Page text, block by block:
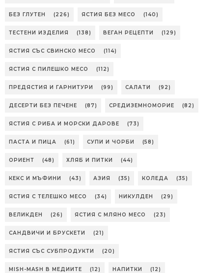
БЕЗ ГЛУТЕН (226) ЯСТИЯ БЕЗ МЕСО (140)
ТЕСТЕНИ ИЗДЕЛИЯ (138) ВЕГАН РЕЦЕПТИ (129)
ЯСТИЯ СЪС СВИНСКО МЕСО (114)
ЯСТИЯ С ПИЛЕШКО МЕСО (112)
ПРЕДЯСТИЯ И ГАРНИТУРИ (99) САЛАТИ (92)
ДЕСЕРТИ БЕЗ ПЕЧЕНЕ (87) СРЕДИЗЕМНОМОРИЕ (82)
ЯСТИЯ С РИБА И МОРСКИ ДАРОВЕ (73)
ПАСТА И ПИЦА (61) СУПИ И ЧОРБИ (58)
ОРИЕНТ (48) ХЛЯБ И ПИТКИ (44)
КЕКС И МЪФИНИ (43) АЗИЯ (35) КОЛЕДА (35)
ЯСТИЯ С ТЕЛЕШКО МЕСО (34) НИКУЛДЕН (29)
ВЕЛИКДЕН (26) ЯСТИЯ С МЛЯНО МЕСО (23)
САНДВИЧИ И БРУСКЕТИ (21)
ЯСТИЯ СЪС СУБПРОДУКТИ (20)
MISH-MASH В МЕДИИТЕ (12) НАПИТКИ (12)